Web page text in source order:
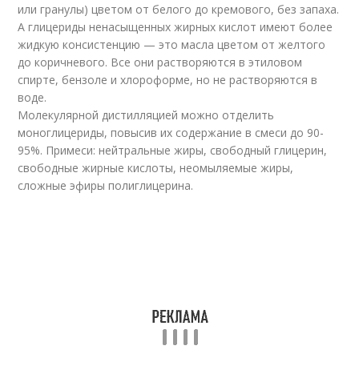
или гранулы) цветом от белого до кремового, без запаха.
А глицериды ненасыщенных жирных кислот имеют более
жидкую консистенцию — это масла цветом от желтого
до коричневого. Все они растворяются в этиловом
спирте, бензоле и хлороформе, но не растворяются в
воде.
Молекулярной дистилляцией можно отделить
моноглицериды, повысив их содержание в смеси до 90-
95%. Примеси: нейтральные жиры, свободный глицерин,
свободные жирные кислоты, неомыляемые жиры,
сложные эфиры полиглицерина.